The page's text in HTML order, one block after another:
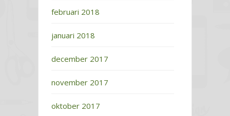
februari 2018
januari 2018
december 2017
november 2017
oktober 2017